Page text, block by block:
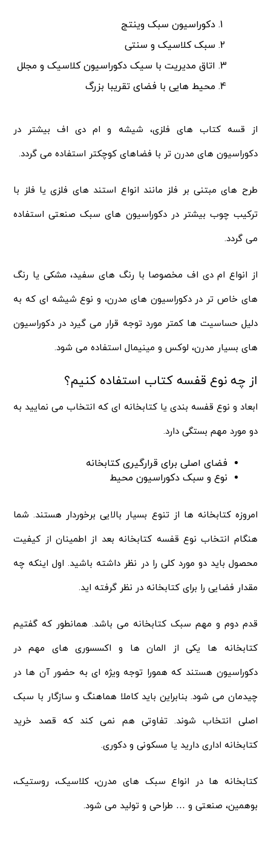
دکوراسیون سبک وینتج
سبک کلاسیک و سنتی
اتاق مدیریت با سیک دکوراسیون کلاسیک و مجلل
محیط هایی با فضای تقریبا بزرگ
از قسه کتاب های فلزی، شیشه و ام دی اف بیشتر در
دکوراسیون های مدرن تر با فضاهای کوچکتر استفاده می گردد.
طرح های مبتنی بر فلز مانند انواع استند های فلزی یا فلز با
ترکیب چوب بیشتر در دکوراسیون های سبک صنعتی استفاده
می گردد.
از انواع ام دی اف مخصوصا با رنگ های سفید، مشکی یا رنگ
های خاص تر در دکوراسیون های مدرن، و نوع شیشه ای که به
دلیل حساسیت ها کمتر مورد توجه قرار می گیرد در دکوراسیون
های بسیار مدرن، لوکس و مینیمال استفاده می شود.
از چه نوع قفسه کتاب استفاده کنیم؟
ابعاد و نوع قفسه بندی یا کتابخانه ای که انتخاب می نمایید به
دو مورد مهم بستگی دارد.
فضای اصلی برای قرارگیری کتابخانه
نوع و سبک دکوراسیون محیط
امروزه کتابخانه ها از تنوع بسیار بالایی برخوردار هستند. شما
هنگام انتخاب نوع قفسه کتابخانه بعد از اطمینان از کیفیت
محصول باید دو مورد کلی را در نظر داشته باشید. اول اینکه چه
مقدار فضایی را برای کتابخانه در نظر گرفته اید.
قدم دوم و مهم سبک کتابخانه می باشد. همانطور که گفتیم
کتابخانه ها یکی از المان ها و اکسسوری های مهم در
دکوراسیون هستند که همورا توجه ویژه ای به حضور آن ها در
چیدمان می شود. بنابراین باید کاملا هماهنگ و سازگار با سبک
اصلی انتخاب شوند. تفاوتی هم نمی کند که قصد خرید
کتابخانه اداری دارید یا مسکونی و دکوری.
کتابخانه ها در انواع سبک های مدرن، کلاسیک، روستیک،
بوهمین، صنعتی و … طراحی و تولید می شود.